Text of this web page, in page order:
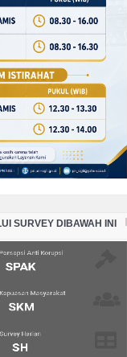
SISA PANJAR
BULAN OKTOBER
SISA PANJAR
BULAN
2025
SISA PANJAR
SURVEY DIBAWAH INI